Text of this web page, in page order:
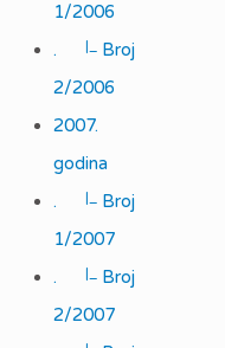
1/2006
.
|_
Broj
2/2006
2007.
godina
.
|_
Broj
1/2007
.
|_
Broj
2/2007